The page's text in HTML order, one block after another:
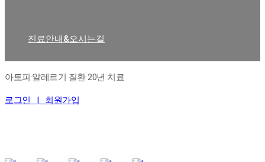
진료안내&오시는길
아토피·알레르기 질환 20년 치료
로그인 | 회원가입